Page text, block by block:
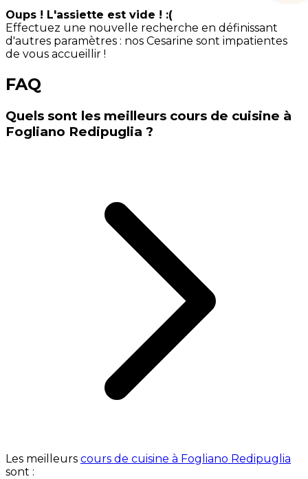
Oups ! L'assiette est vide ! :(
Effectuez une nouvelle recherche en définissant
d'autres paramètres : nos Cesarine sont impatientes
de vous accueillir !
FAQ
Quels sont les meilleurs cours de cuisine à
Fogliano Redipuglia ?
Les meilleurs cours de cuisine à Fogliano Redipuglia
sont :